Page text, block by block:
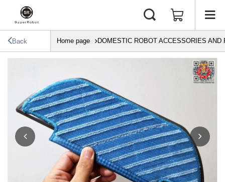
Back Home page DOMESTIC ROBOT ACCESSORIES AND